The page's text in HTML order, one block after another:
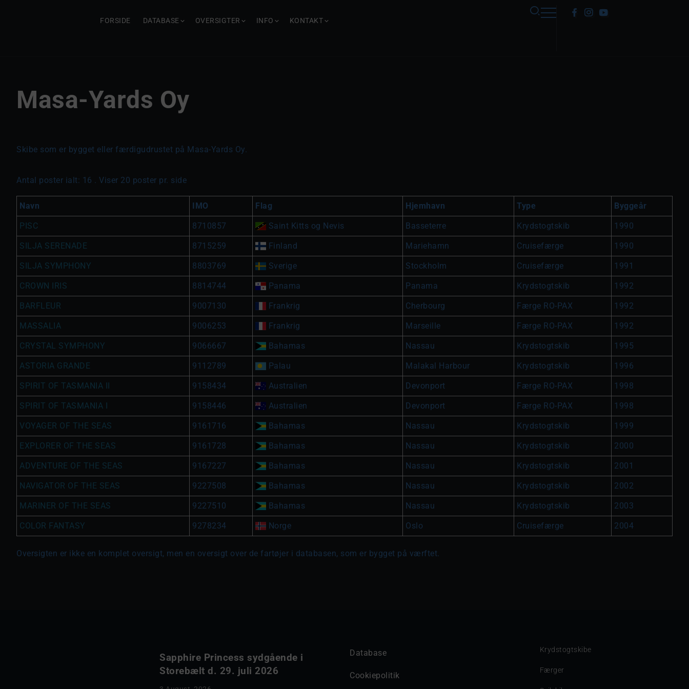
FORSIDE DATABASE OVERSIGTER INFO KONTAKT
Masa-Yards Oy
Skibe som er bygget eller færdigudrustet på Masa-Yards Oy.
Antal poster ialt: 16 . Viser 20 poster pr. side
Navn IMO Flag Hjemhavn Type Byggeår
PISC 8710857 Saint Kitts og Nevis Basseterre Krydstogtskib 1990
SILJA SERENADE 8715259 Finland Mariehamn Cruisefærge 1990
SILJA SYMPHONY 8803769 Sverige Stockholm Cruisefærge 1991
CROWN IRIS 8814744 Panama Panama Krydstogtskib 1992
BARFLEUR 9007130 Frankrig Cherbourg Færge RO-PAX 1992
MASSALIA 9006253 Frankrig Marseille Færge RO-PAX 1992
CRYSTAL SYMPHONY 9066667 Bahamas Nassau Krydstogtskib 1995
ASTORIA GRANDE 9112789 Palau Malakal Harbour Krydstogtskib 1996
SPIRIT OF TASMANIA II 9158434 Australien Devonport Færge RO-PAX 1998
SPIRIT OF TASMANIA I 9158446 Australien Devonport Færge RO-PAX 1998
VOYAGER OF THE SEAS 9161716 Bahamas Nassau Krydstogtskib 1999
EXPLORER OF THE SEAS 9161728 Bahamas Nassau Krydstogtskib 2000
ADVENTURE OF THE SEAS 9167227 Bahamas Nassau Krydstogtskib 2001
NAVIGATOR OF THE SEAS 9227508 Bahamas Nassau Krydstogtskib 2002
MARINER OF THE SEAS 9227510 Bahamas Nassau Krydstogtskib 2003
COLOR FANTASY 9278234 Norge Oslo Cruisefærge 2004
Oversigten er ikke en komplet oversigt, men en oversigt over de fartøjer i databasen, som er bygget på værftet.
Sapphire Princess sydgående i
Storebælt d. 29. juli 2026
Database
Cookiepolitik
Krydstogtskibe
Færger